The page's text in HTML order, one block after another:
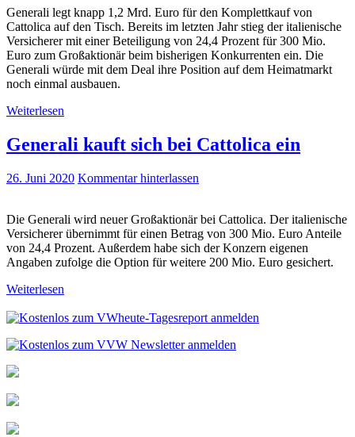
Generali legt knapp 1,2 Mrd. Euro für den Komplettkauf von
Cattolica auf den Tisch. Bereits im letzten Jahr stieg der italienische
Versicherer mit einer Beteiligung von 24,4 Prozent für 300 Mio.
Euro zum Großaktionär beim bisherigen Konkurrenten ein. Die
Generali würde mit dem Deal ihre Position auf dem Heimatmarkt
noch einmal ausbauen.
Weiterlesen
Generali kauft sich bei Cattolica ein
26. Juni 2020 Kommentar hinterlassen
Die Generali wird neuer Großaktionär bei Cattolica. Der italienische
Versicherer übernimmt für einen Betrag von 300 Mio. Euro Anteile
von 24,4 Prozent. Außerdem habe sich der Konzern eigenen
Angaben zufolge die Option für weitere 200 Mio. Euro gesichert.
Weiterlesen